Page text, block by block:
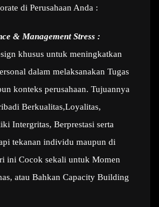
di Perusahaan Anda :
& Management Stress :
khusus untuk meningkatkan
dalam melaksanakan Tugas
konteks perusahaan. Tujuannya
Berkualitas,Loyalitas,
Intergritas, Berprestasi serta
tekanan individu maupun di
ini Cocok sekali untuk Momen
atau Bahkan Capacity Building